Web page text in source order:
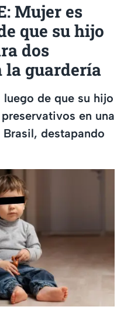
Mujer es
que su hijo
dos
la guardería
luego de que su hijo
en una
destapando